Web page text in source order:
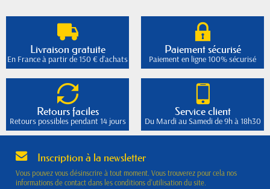
Livraison gratuite
En France à partir de 150 € d'achats
Paiement sécurisé
Paiement en ligne 100% sécurisé
Retours faciles
Retours possibles pendant 14 jours
Service client
Du Mardi au Samedi de 9h à 18h30
Inscription à la newsletter
Vous pouvez vous désinscrire à tout moment. Vous trouverez pour cela nos
informations de contact dans les conditions d'utilisation du site.